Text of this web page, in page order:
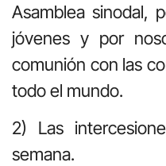
Asamblea sinodal,
jóvenes y por
comunión con las
todo el mundo.
2) Las
semana.